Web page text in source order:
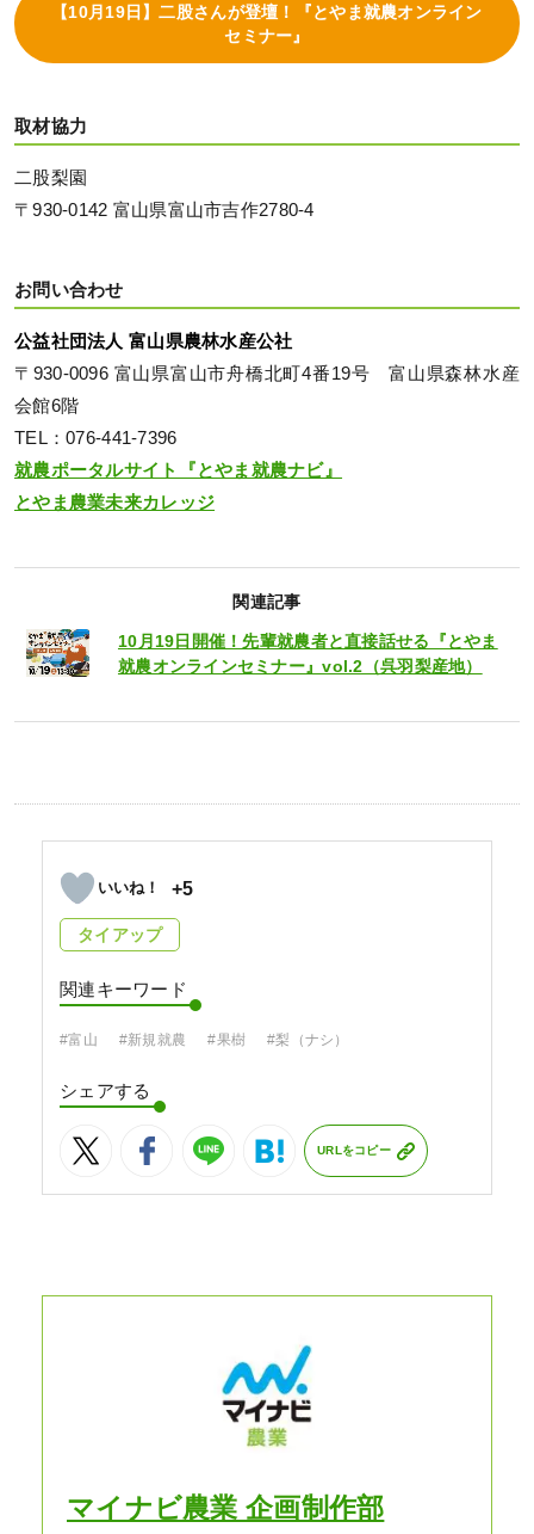
【10月19日】二股さんが登壇！『とやま就農オンライン
セミナー』
取材協力
二股梨園
〒930-0142 富山県富山市吉作2780-4
お問い合わせ
公益社団法人 富山県農林水産公社
〒930-0096 富山県富山市舟橋北町4番19号 富山県森林水産
会館6階
TEL：076-441-7396
就農ポータルサイト『とやま就農ナビ』
とやま農業未来カレッジ
関連記事
10月19日開催！先輩就農者と直接話せる『とやま
就農オンラインセミナー』vol.2（呉羽梨産地）
+5
タイアップ
関連キーワード
#富山 #新規就農 #果樹 #梨（ナシ）
シェアする
URLをコピー
マイナビ農業 企画制作部